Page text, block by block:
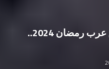
أسماء أبطال مسلسل حق عرب رمضان 2024..